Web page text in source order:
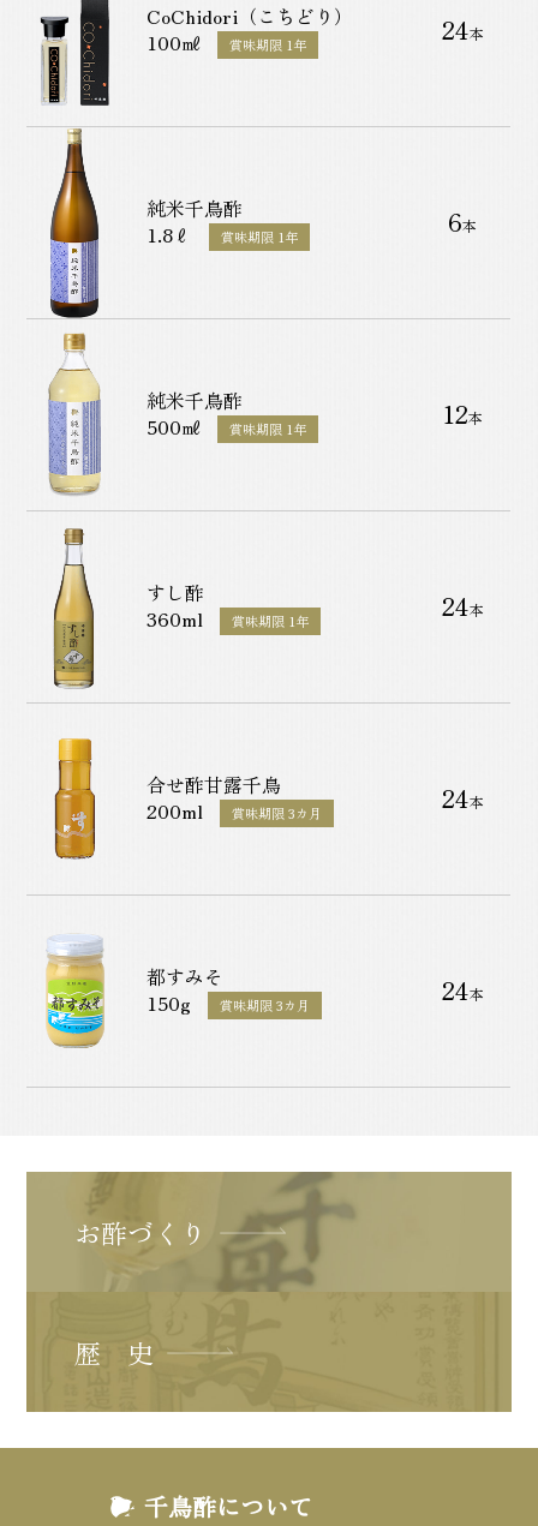
CoChidori（こちどり）
100㎖
賞味期限 1年 24本
純米千鳥酢
1.8ℓ
賞味期限 1年 6本
純米千鳥酢
500㎖
賞味期限 1年 12本
すし酢
360ml
賞味期限 1年 24本
合せ酢甘露千鳥
200ml
賞味期限 3カ月 24本
都すみそ
150g
賞味期限 3カ月 24本
お酢づくり
歴 史
千鳥酢について